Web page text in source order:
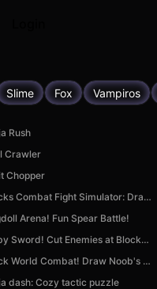
Slime Fox Vampiros
Rush
Crawler
Chopper
Blocks Combat Fight Simulator: Draw Strike!
Arena! Fun Spear Battle!
Obby Sword! Cut Enemies at Blocks Arena!
Block World Combat! Draw Noob's Super Punch!
dash: Cozy tactic puzzle